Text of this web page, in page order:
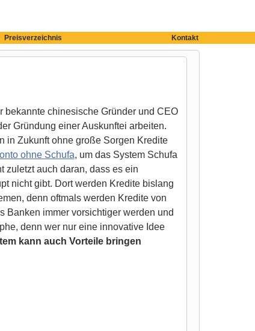
Preisverzeichnis Kontakt
bekannte chinesische Gründer und CEO
Gründung einer Auskunftei arbeiten.
in Zukunft ohne große Sorgen Kredite
ohne Schufa, um das System Schufa
zuletzt auch daran, dass es ein
nicht gibt. Dort werden Kredite bislang
denn oftmals werden Kredite von
Banken immer vorsichtiger werden und
denn wer nur eine innovative Idee
kann auch Vorteile bringen